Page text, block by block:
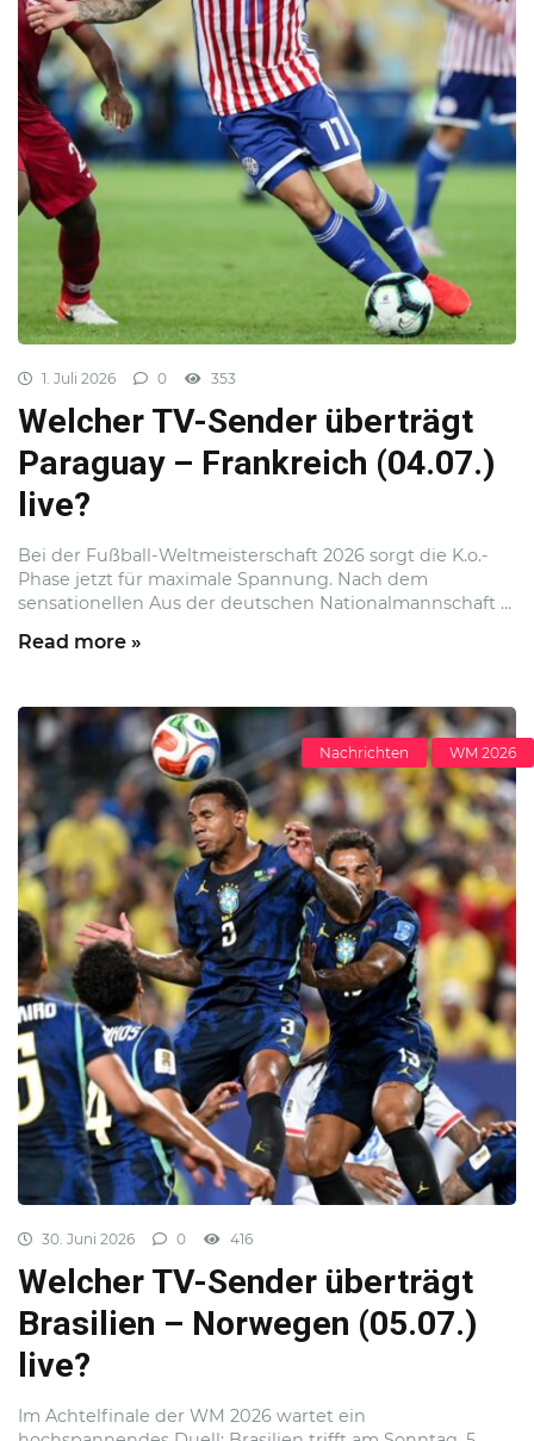
1. Juli 2026 0 353
Welcher TV-Sender überträgt
Paraguay – Frankreich (04.07.)
live?
Bei der Fußball-Weltmeisterschaft 2026 sorgt die K.o.-
Phase jetzt für maximale Spannung. Nach dem
sensationellen Aus der deutschen Nationalmannschaft ...
Read more »
Nachrichten WM 2026
30. Juni 2026 0 416
Welcher TV-Sender überträgt
Brasilien – Norwegen (05.07.)
live?
Im Achtelfinale der WM 2026 wartet ein